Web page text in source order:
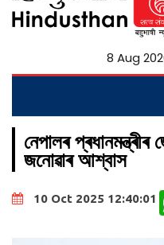
8 Aug
নেপালৰ
জনোৱাৰ আশ্বাস
10 Oct 2025 12:40:01